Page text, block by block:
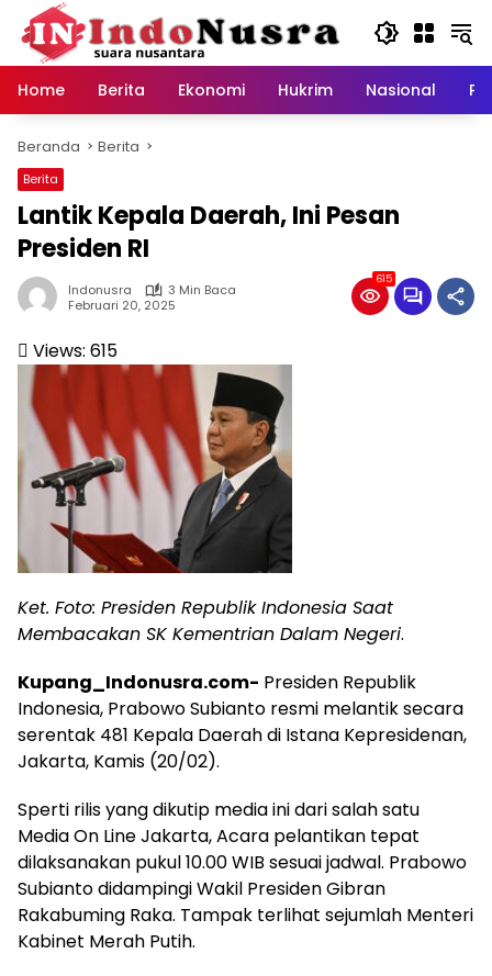
Langsung
konten
Home
Berita Ekonomi Hukrim Nasional
Beranda Berita
Berita
Lantik Kepala Daerah, Ini Pesan
Presiden RI
Indonusra
3 Min Baca
Februari 20, 2025
615
Views: 615
Ket. Foto: Presiden Republik Indonesia Saat
Membacakan SK Kementrian Dalam Negeri.
Kupang_Indonusra.com- Presiden Republik
Indonesia, Prabowo Subianto resmi melantik secara
serentak 481 Kepala Daerah di Istana Kepresidenan,
Jakarta, Kamis (20/02).
Sperti rilis yang dikutip media ini dari salah satu
Media On Line Jakarta, Acara pelantikan tepat
dilaksanakan pukul 10.00 WIB sesuai jadwal. Prabowo
Subianto didampingi Wakil Presiden Gibran
Rakabuming Raka. Tampak terlihat sejumlah Menteri
Kabinet Merah Putih.